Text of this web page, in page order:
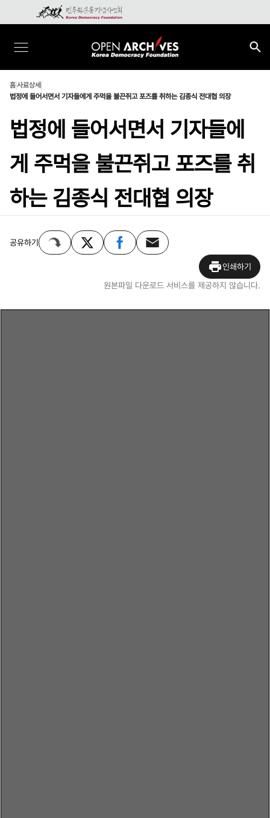
홈사료상세
법정에 들어서면서 기자들에게 주먹을 불끈쥐고 포즈를 취하는 김종식 전대협 의장
법정에 들어서면서 기자들에
게 주먹을 불끈쥐고 포즈를 취
하는 김종식 전대협 의장
공유하기
인쇄하기
원본파일 다운로드 서비스를 제공하지 않습니다.